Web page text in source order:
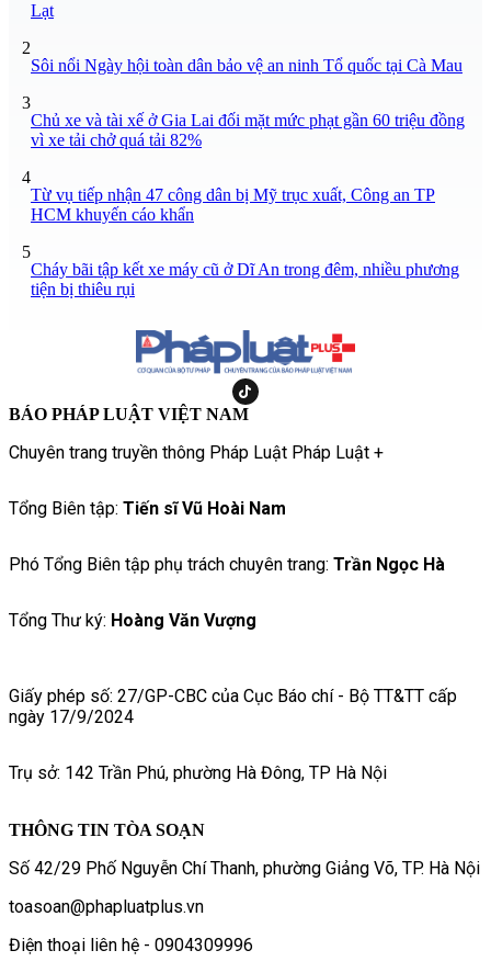
Lạt
2
Sôi nổi Ngày hội toàn dân bảo vệ an ninh Tổ quốc tại Cà Mau
3
Chủ xe và tài xế ở Gia Lai đối mặt mức phạt gần 60 triệu đồng
vì xe tải chở quá tải 82%
4
Từ vụ tiếp nhận 47 công dân bị Mỹ trục xuất, Công an TP
HCM khuyến cáo khẩn
5
Cháy bãi tập kết xe máy cũ ở Dĩ An trong đêm, nhiều phương
tiện bị thiêu rụi
BÁO PHÁP LUẬT VIỆT NAM
Chuyên trang truyền thông Pháp Luật Pháp Luật +
Tổng Biên tập: Tiến sĩ Vũ Hoài Nam
Phó Tổng Biên tập phụ trách chuyên trang: Trần Ngọc Hà
Tổng Thư ký: Hoàng Văn Vượng
Giấy phép số: 27/GP-CBC của Cục Báo chí - Bộ TT&TT cấp
ngày 17/9/2024
Trụ sở: 142 Trần Phú, phường Hà Đông, TP Hà Nội
THÔNG TIN TÒA SOẠN
Số 42/29 Phố Nguyễn Chí Thanh, phường Giảng Võ, TP. Hà Nội
toasoan@phapluatplus.vn
Điện thoại liên hệ - 0904309996